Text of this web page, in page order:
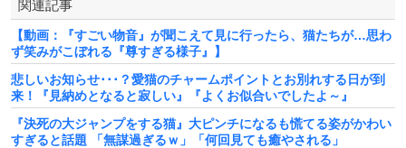
関連記事
【動画：『すごい物音』が聞こえて見に行ったら、猫たちが…思わ
ず笑みがこぼれる『尊すぎる様子』】
悲しいお知らせ･･･？愛猫のチャームポイントとお別れする日が到
来！『見納めとなると寂しい』『よくお似合いでしたよ～』
『決死の大ジャンプをする猫』大ピンチになるも慌てる姿がかわい
すぎると話題 「無謀過ぎるｗ」「何回見ても癒やされる」